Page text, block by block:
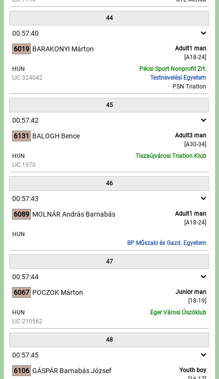
44
00:57:40
6019
Adult1 man
[A18-24]
BARAKONYI Márton
HUN
LIC:324042
Pécsi Sport Nonprofit Zrt.
Testnevelési Egyetem
PSN Triatlon
45
00:57:42
6131
Adult3 man
[A30-34]
BALOGH Bence
HUN
LIC:1970
Tiszaújvárosi Triatlon Klub
46
00:57:43
6089
Adult1 man
[A18-24]
MOLNÁR András Barnabás
HUN
BP Műszaki és Gazd. Egyetem
47
00:57:44
6067
Junior man
[18-19]
POCZOK Márton
HUN
LIC:210562
Eger Városi Úszóklub
48
00:57:45
6106
Youth boy
GÁSPÁR Barnabás József